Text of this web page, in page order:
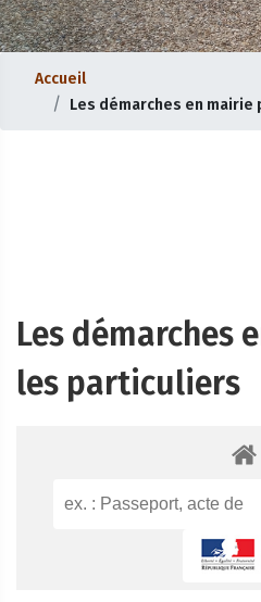
Accueil
Les démarches en
Les démarches
les particuliers